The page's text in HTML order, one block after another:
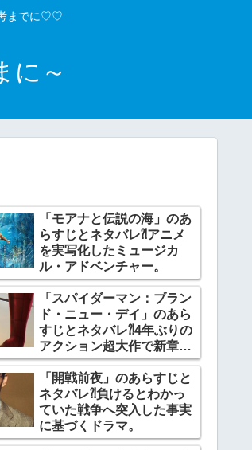
考までに♡♡
に～
「モアナと伝説の海」のあ
らすじとネタバレ⁈アニメ
を実写化したミュージカ
ル・アドベンチャー。
「スパイダーマン：ブラン
ド・ニュー・デイ」のあら
すじとネタバレ⁈4年ぶりの
アクション超大作で新章開
幕。
「開戦前夜」のあらすじと
ネタバレ⁈負けるとわかっ
ていた戦争へ突入した事実
に基づくドラマ。